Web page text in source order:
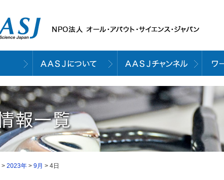
> 2023年 > 9月 > 4日